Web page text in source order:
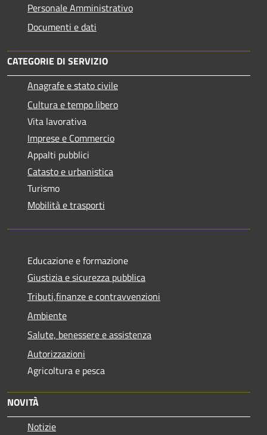
Personale Amministrativo
Documenti e dati
CATEGORIE DI SERVIZIO
Anagrafe e stato civile
Cultura e tempo libero
Vita lavorativa
Imprese e Commercio
Appalti pubblici
Catasto e urbanistica
Turismo
Mobilità e trasporti
Educazione e formazione
Giustizia e sicurezza pubblica
Tributi,finanze e contravvenzioni
Ambiente
Salute, benessere e assistenza
Autorizzazioni
Agricoltura e pesca
NOVITÀ
Notizie